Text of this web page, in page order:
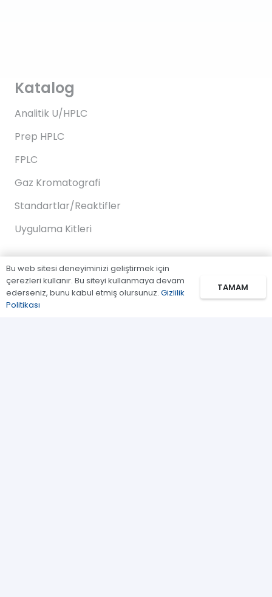
Katalog
Analitik U/HPLC
Prep HPLC
FPLC
Gaz Kromatografi
Standartlar/Reaktifler
Uygulama Kitleri
Bağlantılar
Biz Kimiz
Bu web sitesi deneyiminizi geliştirmek için
çerezleri kullanır. Bu siteyi kullanmaya devam
ederseniz, bunu kabul etmiş olursunuz. Gizlilik
Politikası
TAMAM